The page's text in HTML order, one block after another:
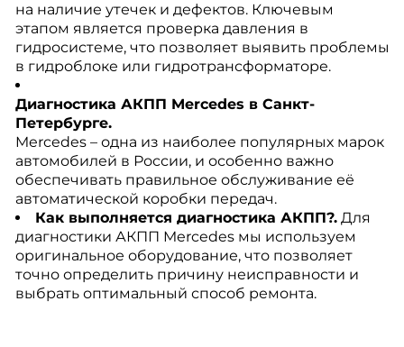
на наличие утечек и дефектов. Ключевым
этапом является проверка давления в
гидросистеме, что позволяет выявить проблемы
в гидроблоке или гидротрансформаторе.
Диагностика АКПП Mercedes в Санкт-
Петербурге.
Mercedes – одна из наиболее популярных марок
автомобилей в России, и особенно важно
обеспечивать правильное обслуживание её
автоматической коробки передач.
Как выполняется диагностика АКПП?.Для
диагностики АКПП Mercedes мы используем
оригинальное оборудование, что позволяет
точно определить причину неисправности и
выбрать оптимальный способ ремонта.